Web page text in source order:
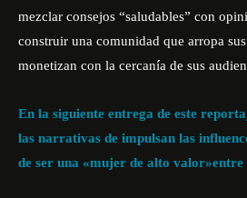
mezclar consejos “saludables” con
construir una comunidad que arropa
monetizan con la cercanía de sus
En la siguiente entrega de este
las narrativas de impulsan las
de ser una «mujer de alto valor»entre